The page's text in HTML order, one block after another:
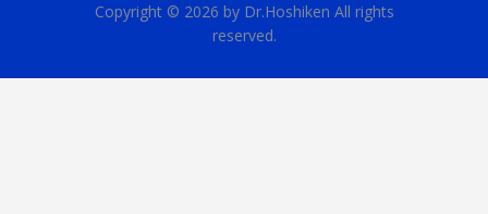
Copyright © 2026 by Dr.Hoshiken All rights
reserved.